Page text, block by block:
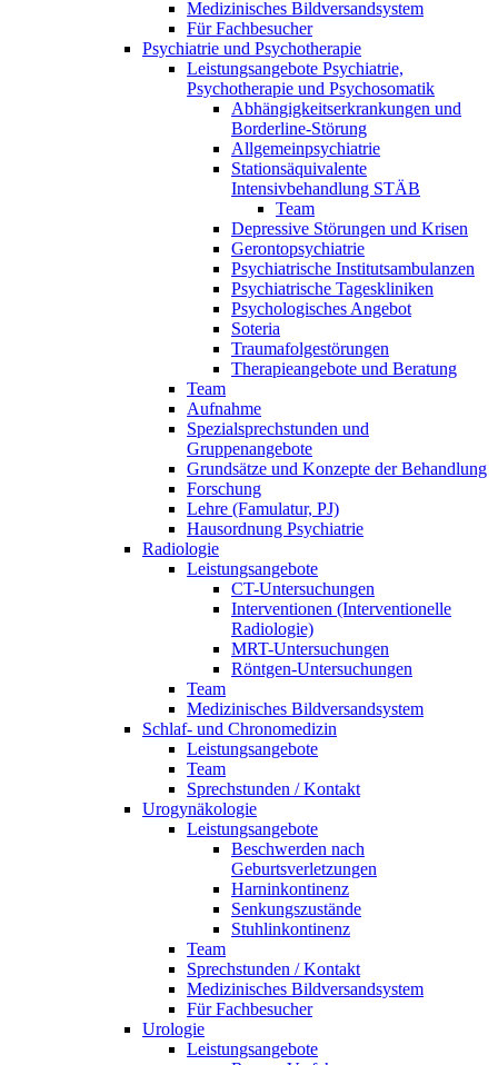
Medizinisches Bildversandsystem
Für Fachbesucher
Psychiatrie und Psychotherapie
Leistungsangebote Psychiatrie,
Psychotherapie und Psychosomatik
Abhängigkeitserkrankungen und
Borderline-Störung
Allgemeinpsychiatrie
Stationsäquivalente
Intensivbehandlung STÄB
Team
Depressive Störungen und Krisen
Gerontopsychiatrie
Psychiatrische Institutsambulanzen
Psychiatrische Tageskliniken
Psychologisches Angebot
Soteria
Traumafolgestörungen
Therapieangebote und Beratung
Team
Aufnahme
Spezialsprechstunden und
Gruppenangebote
Grundsätze und Konzepte der Behandlung
Forschung
Lehre (Famulatur, PJ)
Hausordnung Psychiatrie
Radiologie
Leistungsangebote
CT-Untersuchungen
Interventionen (Interventionelle
Radiologie)
MRT-Untersuchungen
Röntgen-Untersuchungen
Team
Medizinisches Bildversandsystem
Schlaf- und Chronomedizin
Leistungsangebote
Team
Sprechstunden / Kontakt
Urogynäkologie
Leistungsangebote
Beschwerden nach
Geburtsverletzungen
Harninkontinenz
Senkungszustände
Stuhlinkontinenz
Team
Sprechstunden / Kontakt
Medizinisches Bildversandsystem
Für Fachbesucher
Urologie
Leistungsangebote